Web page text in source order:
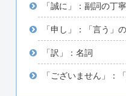
「誠に」：副詞の丁
「申し」：「言う」
「訳」：名詞
「ございません」：